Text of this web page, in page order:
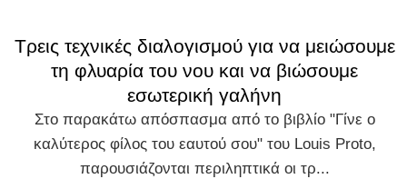
Τρεις τεχνικές διαλογισμού για να μειώσουμε
τη φλυαρία του νου και να βιώσουμε
εσωτερική γαλήνη
Στο παρακάτω απόσπασμα από το βιβλίο "Γίνε ο
καλύτερος φίλος του εαυτού σου" του Louis Proto,
παρουσιάζονται περιληπτικά οι τρ...